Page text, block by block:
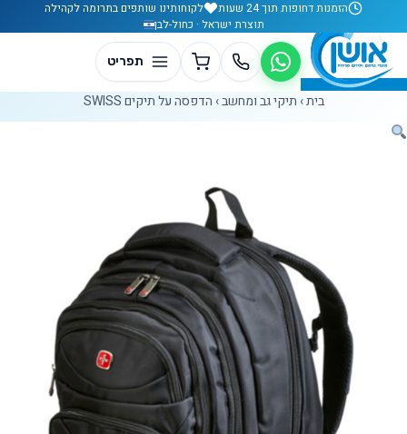
דלג לתוכןהזמנות דחופות תוך 24 שעות
לקוחותינו שותפים בתרומה לקהילה
תוצרת ישראל · כחול-לבן
בית› תיקי גב ומחשב› הדפסה על תיקים SWISS